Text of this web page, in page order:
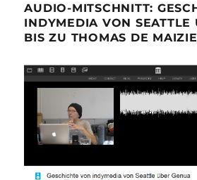
AUDIO-MITSCHNITT:
INDYMEDIA VON SEATTLE
BIS ZU THOMAS DE